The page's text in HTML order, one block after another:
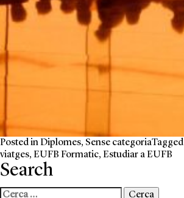
Posted inDiplomes, Sense categoriaTagged
viatges, EUFB Formatic, Estudiar a EUFB
Search
Cerca: